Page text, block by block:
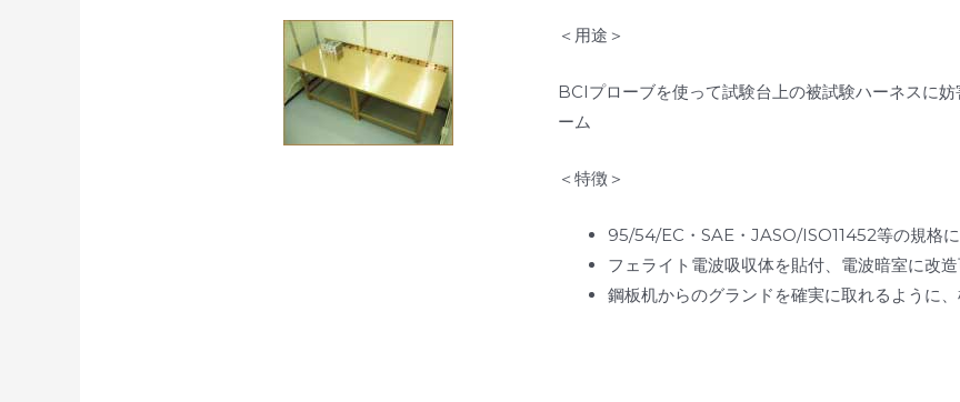
＜用途＞
BCIプローブを使って試験台上の被試験ハーネスに
ーム
＜特徴＞
95/54/EC・SAE・JASO/ISO11452等の規格
フェライト電波吸収体を貼付、電波暗室に改
鋼板机からのグランドを確実に取れるように